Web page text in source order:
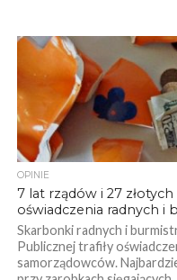
OPINIE
7 lat rządów i 27
oświadczenia radnych i
Skarbonki radnych i
Publicznej trafiły
samorządowców.